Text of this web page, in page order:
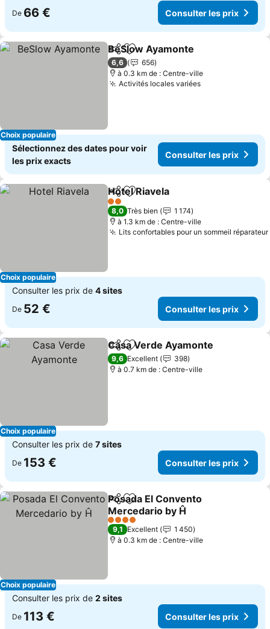
De 66 € Consulter les prix
Choix populaire
PartagerAjouter à mes favoris
BeSlow Ayamonte
6,6
656
à 0.3 km de : Centre-ville
Activités locales variées
Sélectionnez des dates pour voir
les prix exacts
Consulter les prix
Choix populaire
PartagerAjouter à mes favoris
Hotel Riavela
2 Étoiles
8,0 Très bien
1 174
à 1.3 km de : Centre-ville
Lits confortables pour un sommeil réparateur
Consulter les prix de 4 sites
De 52 € Consulter les prix
Choix populaire
PartagerAjouter à mes favoris
Casa Verde Ayamonte
9,6 Excellent
398
à 0.7 km de : Centre-ville
Consulter les prix de 7 sites
De 153 € Consulter les prix
Choix populaire
PartagerAjouter à mes favoris
Posada El Convento
Mercedario by Ĥ
4 Étoiles
9,1 Excellent
1 450
à 0.3 km de : Centre-ville
Consulter les prix de 2 sites
De 113 € Consulter les prix